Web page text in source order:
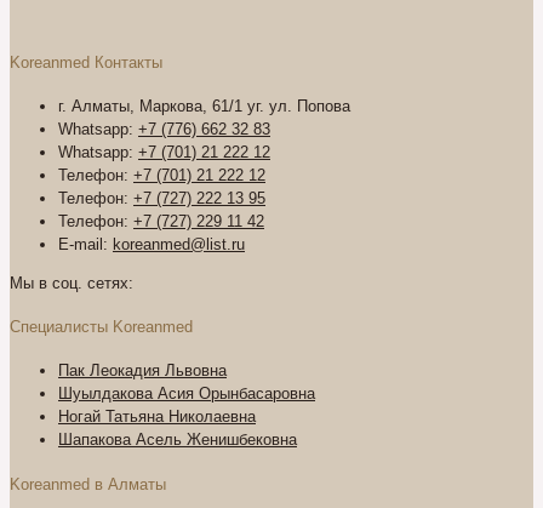
Koreanmed Контакты
г. Алматы, Маркова, 61/1 уг. ул. Попова
Whatsapp: +7 (776) 662 32 83
Whatsapp: +7 (701) 21 222 12
Телефон: +7 (701) 21 222 12
Телефон: +7 (727) 222 13 95
Телефон: +7 (727) 229 11 42
E-mail: koreanmed@list.ru
Мы в соц. сетях:
Специалисты Koreanmed
Пак Леокадия Львовна
Шуылдакова Асия Орынбасаровна
Ногай Татьяна Николаевна
Шапакова Асель Женишбековна
Koreanmed в Алматы